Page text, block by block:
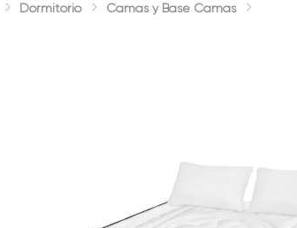
2. sanitario
Dormitorio Camas y Base Camas